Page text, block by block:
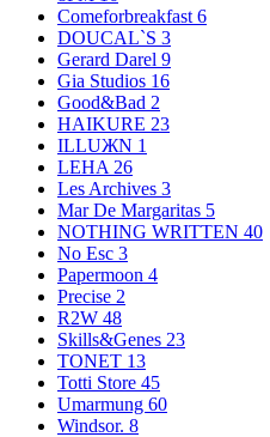
Comeforbreakfast 6
DOUCAL`S 3
Gerard Darel 9
Gia Studios 16
Good&Bad 2
HAIKURE 23
ILLUЖN 1
LEHA 26
Les Archives 3
Mar De Margaritas 5
NOTHING WRITTEN 40
No Esc 3
Papermoon 4
Precise 2
R2W 48
Skills&Genes 23
TONET 13
Totti Store 45
Umarmung 60
Windsor. 8